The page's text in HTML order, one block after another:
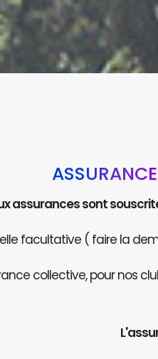
assurances sont
facultative ( faire la
collective, pour nos